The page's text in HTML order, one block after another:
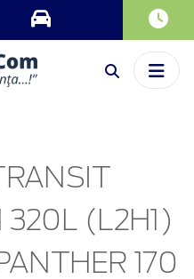
320L (L2H1)
170